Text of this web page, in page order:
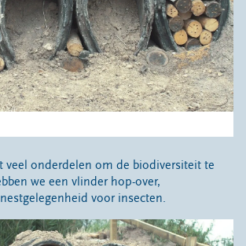
veel onderdelen om de biodiversiteit te
we een vlinder hop-over,
voor insecten.